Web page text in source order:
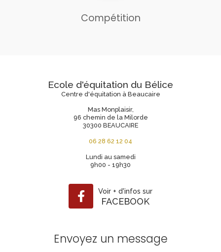
Compétition
Ecole d'équitation du Bélice
Centre d'équitation à Beaucaire
Mas Monplaisir,
96 chemin de la Milorde
30300 BEAUCAIRE
06 28 62 12 04
Lundi au samedi
9h00 - 19h30
Voir + d'infos sur
FACEBOOK
Envoyez un message